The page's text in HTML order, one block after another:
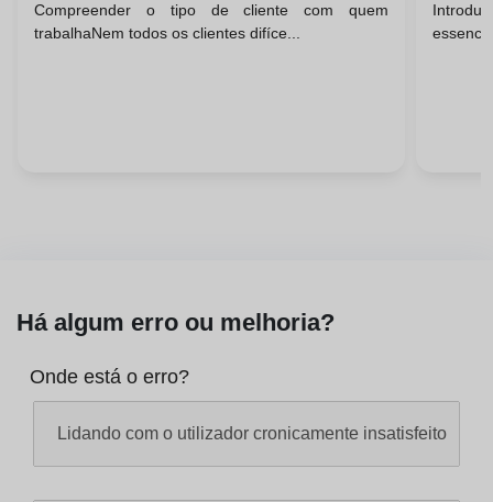
Fechos De Negócio Bem-
Compreender o tipo de cliente com quem
trabalhaNem todos os clientes difíce...
Com
Há algum erro ou melhoria?
Onde está o erro?